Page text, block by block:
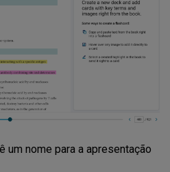
um nome para a apresentação